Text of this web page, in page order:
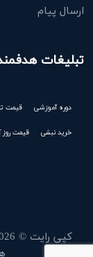
ارسال پیام
تبلیغات
دوره آموزشی قیمت
خرید نبشی قیمت